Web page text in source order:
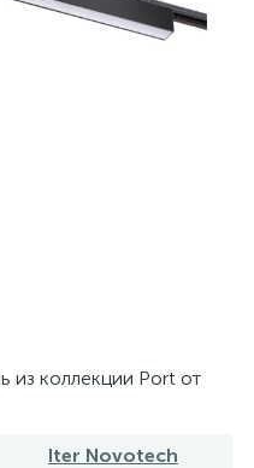
из коллекции Port от
Iter Novotech